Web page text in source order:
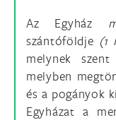
Az Egyház
szántóföldje (1
melynek
melyben
és a pogányok
Egyházat a